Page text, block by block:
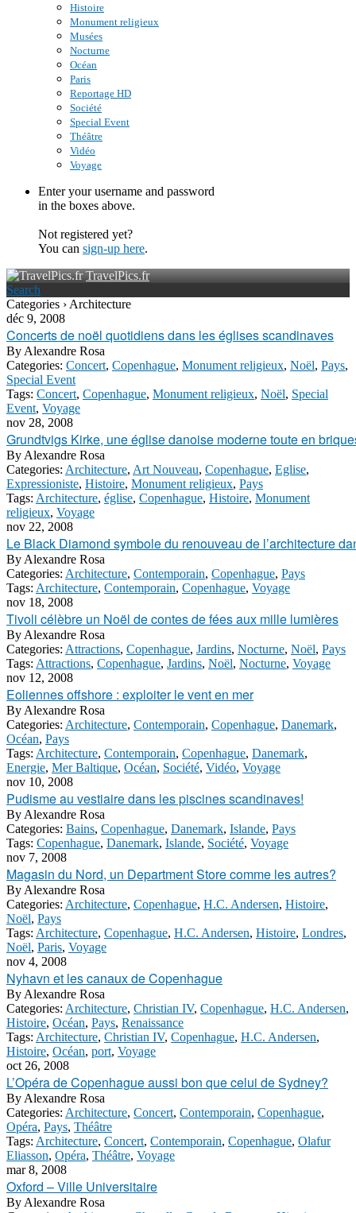
Histoire
Monument religieux
Musées
Nocturne
Océan
Paris
Reportage HD
Société
Special Event
Théâtre
Vidéo
Voyage
Enter your username and password
in the boxes above.
Not registered yet?
You can sign-up here.
TravelPics.fr
Search
Categories › Architecture
déc 9, 2008
Concerts de noël quotidiens dans les églises scandinaves
By Alexandre Rosa
Categories: Concert, Copenhague, Monument religieux, Noël, Pays,
Special Event
Tags: Concert, Copenhague, Monument religieux, Noël, Special
Event, Voyage
nov 28, 2008
Grundtvigs Kirke, une église danoise moderne toute en
By Alexandre Rosa
Categories: Architecture, Art Nouveau, Copenhague, Eglise,
Expressioniste, Histoire, Monument religieux, Pays
Tags: Architecture, église, Copenhague, Histoire, Monument
religieux, Voyage
nov 22, 2008
Le Black Diamond symbole du renouveau de l’architecture
By Alexandre Rosa
Categories: Architecture, Contemporain, Copenhague, Pays
Tags: Architecture, Contemporain, Copenhague, Voyage
nov 18, 2008
Tivoli célèbre un Noël de contes de fées aux mille lumières
By Alexandre Rosa
Categories: Attractions, Copenhague, Jardins, Nocturne, Noël, Pays
Tags: Attractions, Copenhague, Jardins, Noël, Nocturne, Voyage
nov 12, 2008
Eoliennes offshore : exploiter le vent en mer
By Alexandre Rosa
Categories: Architecture, Contemporain, Copenhague, Danemark,
Océan, Pays
Tags: Architecture, Contemporain, Copenhague, Danemark,
Energie, Mer Baltique, Océan, Société, Vidéo, Voyage
nov 10, 2008
Pudisme au vestiaire dans les piscines scandinaves!
By Alexandre Rosa
Categories: Bains, Copenhague, Danemark, Islande, Pays
Tags: Copenhague, Danemark, Islande, Société, Voyage
nov 7, 2008
Magasin du Nord, un Department Store comme les autres?
By Alexandre Rosa
Categories: Architecture, Copenhague, H.C. Andersen, Histoire,
Noël, Pays
Tags: Architecture, Copenhague, H.C. Andersen, Histoire, Londres,
Noël, Paris, Voyage
nov 4, 2008
Nyhavn et les canaux de Copenhague
By Alexandre Rosa
Categories: Architecture, Christian IV, Copenhague, H.C. Andersen,
Histoire, Océan, Pays, Renaissance
Tags: Architecture, Christian IV, Copenhague, H.C. Andersen,
Histoire, Océan, port, Voyage
oct 26, 2008
L’Opéra de Copenhague aussi bon que celui de Sydney?
By Alexandre Rosa
Categories: Architecture, Concert, Contemporain, Copenhague,
Opéra, Pays, Théâtre
Tags: Architecture, Concert, Contemporain, Copenhague, Olafur
Eliasson, Opéra, Théâtre, Voyage
mar 8, 2008
Oxford – Ville Universitaire
By Alexandre Rosa